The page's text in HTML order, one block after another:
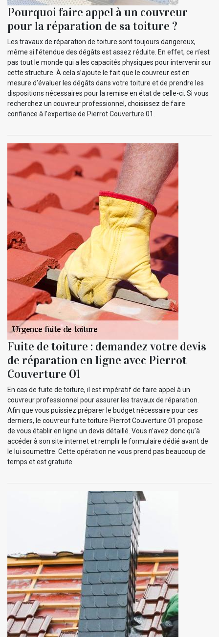
Pourquoi faire appel à un couvreur
pour la réparation de sa toiture ?
Les travaux de réparation de toiture sont toujours dangereux,
même si l’étendue des dégâts est assez réduite. En effet, ce n’est
pas tout le monde qui a les capacités physiques pour intervenir sur
cette structure. À cela s’ajoute le fait que le couvreur est en
mesure d’évaluer les dégâts dans votre toiture et de prendre les
dispositions nécessaires pour la remise en état de celle-ci. Si vous
recherchez un couvreur professionnel, choisissez de faire
confiance à l’expertise de Pierrot Couverture 01.
Fuite de toiture : demandez votre devis
de réparation en ligne avec Pierrot
Couverture 01
En cas de fuite de toiture, il est impératif de faire appel à un
couvreur professionnel pour assurer les travaux de réparation.
Afin que vous puissiez préparer le budget nécessaire pour ces
derniers, le couvreur fuite toiture Pierrot Couverture 01 propose
de vous établir en ligne un devis détaillé. Vous n’avez donc qu’à
accéder à son site internet et remplir le formulaire dédié avant de
le lui soumettre. Cette opération ne vous prend pas beaucoup de
temps et est gratuite.